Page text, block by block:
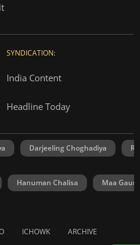
SYNDICATION:
India Content
Headline Today
Darjeeling Choghadiya
Hanuman Chalisa Maa Gauri
ICHOWK ARCHIVE